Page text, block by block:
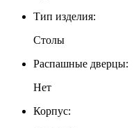
Тип изделия:
Столы
Распашные дверцы:
Нет
Корпус: